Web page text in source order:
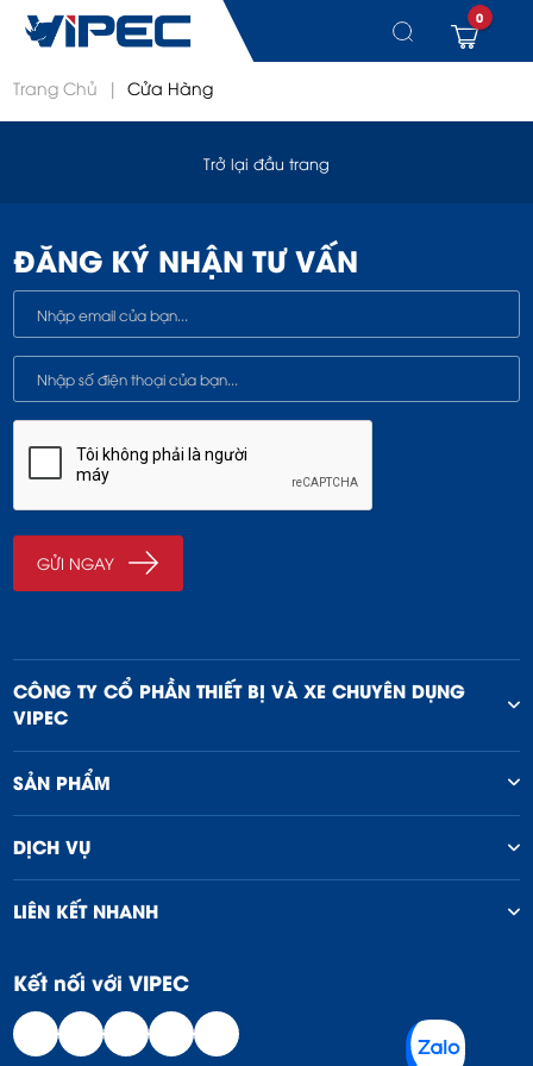
Chuyển
0
Trang Chủ | Cửa Hàng
Trở lại đầu trang
ĐĂNG KÝ NHẬN TƯ VẤN
CÔNG TY CỔ PHẦN THIẾT BỊ VÀ XE CHUYÊN DỤNG
VIPEC
SẢN PHẨM
DỊCH VỤ
LIÊN KẾT NHANH
Kết nối với VIPEC